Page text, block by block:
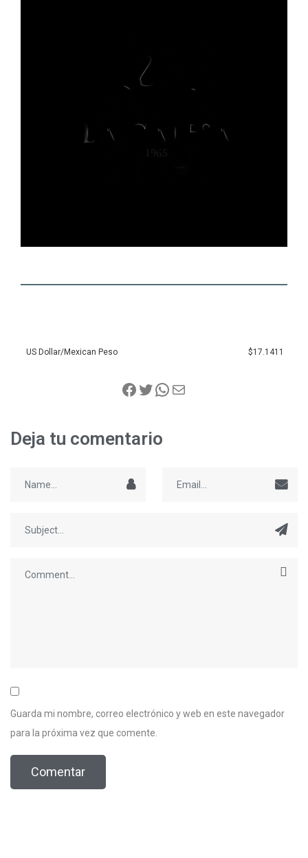
US Dollar/Mexican Peso $17.1411
Deja tu comentario
Guarda mi nombre, correo electrónico y web en este navegador
para la próxima vez que comente.